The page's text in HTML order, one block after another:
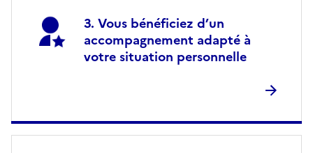
Vous bénéficiez d’un
accompagnement adapté à
votre situation personnelle